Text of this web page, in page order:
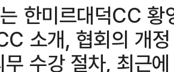
한미르대덕CC
소개, 협회의 개
수강 절차, 최근